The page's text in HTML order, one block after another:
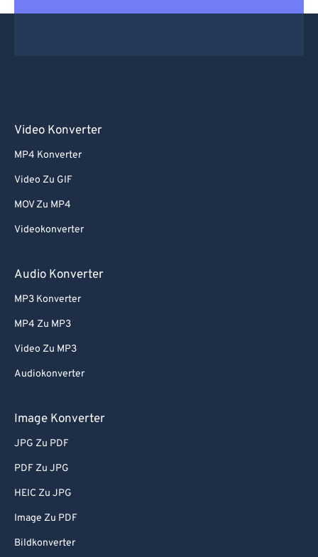
Video Konverter
MP4 Konverter
Video Zu GIF
MOV Zu MP4
Videokonverter
Audio Konverter
MP3 Konverter
MP4 Zu MP3
Video Zu MP3
Audiokonverter
Image Konverter
JPG Zu PDF
PDF Zu JPG
HEIC Zu JPG
Image Zu PDF
Bildkonverter